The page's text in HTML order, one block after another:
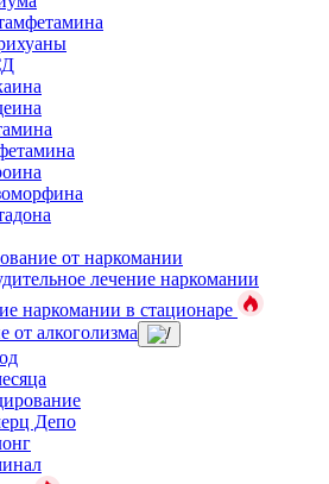
от наркомании
лечение наркомании
наркомании в стационаре
от алкоголизма
Депо